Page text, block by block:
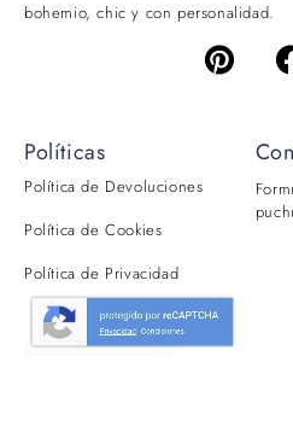
bohemio, chic y con personalidad.
Políticas
Política de Devoluciones
Política de Cookies
Política de Privacidad